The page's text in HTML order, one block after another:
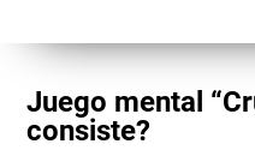
Juego mental
consiste?